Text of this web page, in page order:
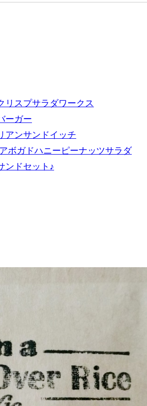
リスプサラダワークス
ーガー
アンサンドイッチ
ボガドハニーピーナッツサラダ
ンドセット♪